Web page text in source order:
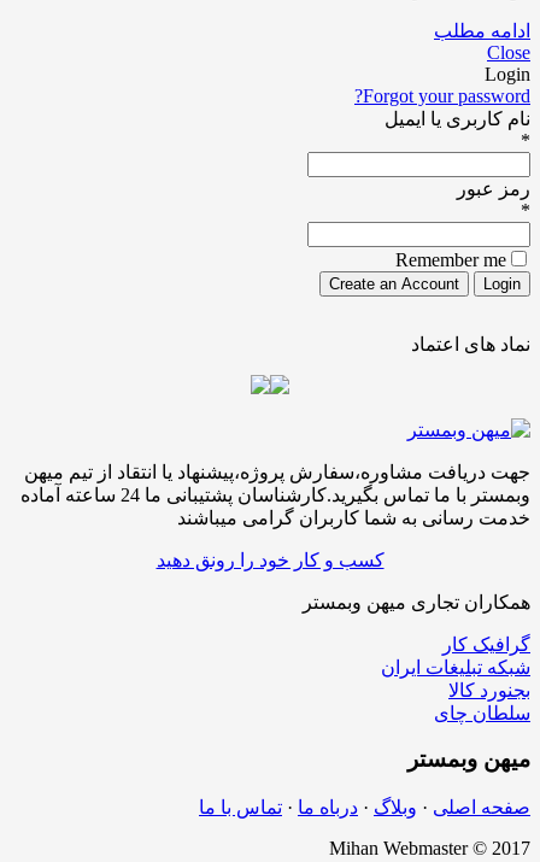
ادامه مطلب
Close
Login
Forgot your password?
نام کاربری یا ایمیل
*
رمز عبور
*
Remember me
نماد های اعتماد
جهت دریافت مشاوره،سفارش پروژه،پیشنهاد یا انتقاد از تیم میهن
وبمستر با ما تماس بگیرید.کارشناسان پشتیبانی ما 24 ساعته آماده
خدمت رسانی به شما کاربران گرامی میباشند
کسب و کار خود را رونق دهید
همکاران تجاری میهن وبمستر
گرافیک کار
شبکه تبلیغات ایران
بجنورد کالا
سلطان چای
میهن وبمستر
صفحه اصلی · وبلاگ · درباه ما · تماس با ما
Mihan Webmaster © 2017